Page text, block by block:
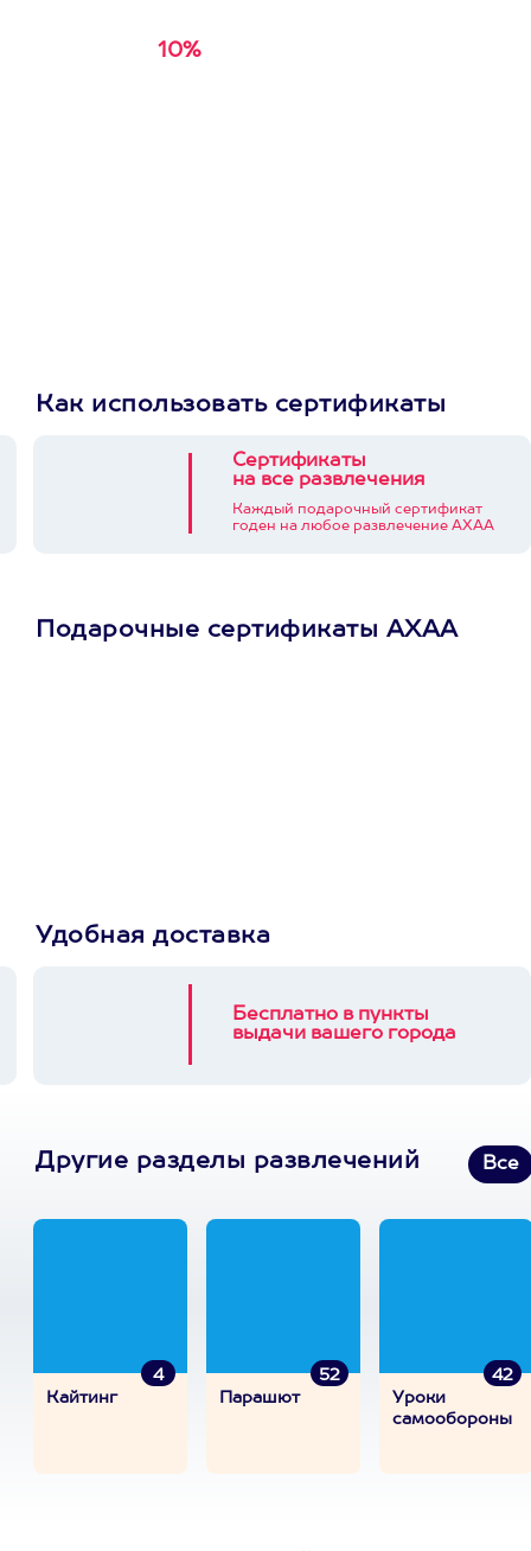
10%
Как использовать сертификаты
Сертификаты
на все развлечения
Каждый подарочный сертификат
годен на любое развлечение АХАА
Подарочные сертификаты АХАА
Удобная доставка
Бесплатно в пункты
выдачи вашего города
Другие разделы развлечений Все
4
Кайтинг
52
Парашют
42
Уроки
самообороны